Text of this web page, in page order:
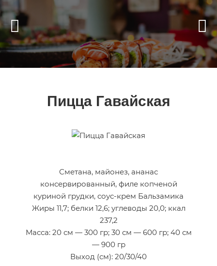
Пицца Гавайская
Сметана, майонез, ананас
консервированный, филе копченой
куриной грудки, соус-крем Бальзамика
Жиры 11,7; белки 12,6; углеводы 20,0; ккал
237,2
Масса: 20 см — 300 гр; 30 см — 600 гр; 40 см
— 900 гр
Выход (см): 20/30/40